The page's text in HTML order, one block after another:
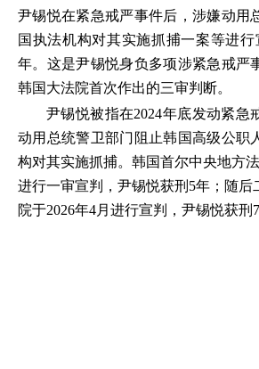
尹锡悦在紧急戒严事件后，涉嫌动用
国执法机构对其实施抓捕一案等进
年。这是尹锡悦身负多项涉紧急戒严
韩国大法院首次作出的三审判断。
尹锡悦被指在2024年底发动紧急
动用总统警卫部门阻止韩国高级公职
构对其实施抓捕。韩国首尔中央地方
进行一审宣判，尹锡悦获刑5年；随后
院于2026年4月进行宣判，尹锡悦获刑7